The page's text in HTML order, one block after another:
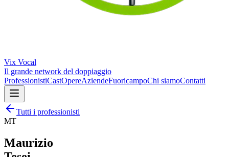
Vix Vocal
Il grande network del doppiaggio
ProfessionistiCastOpereAziendeFuoricampoChi siamoContatti
Tutti i professionisti
MT
Maurizio